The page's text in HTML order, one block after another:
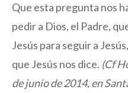
Que esta pregunta nos
pedir a Dios, el Padre,
Jesús para seguir a
que Jesús nos dice. (Cf
de junio de 2014, en